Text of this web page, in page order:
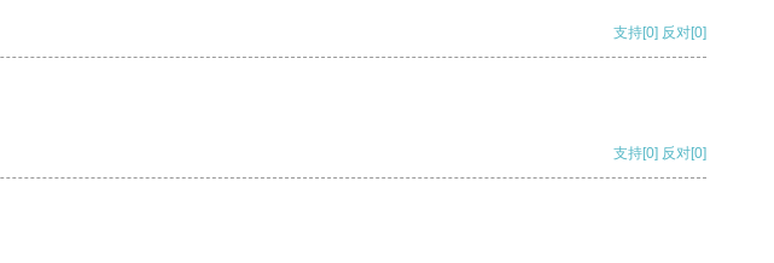
支持[0] 反对[0]
支持[0] 反对[0]